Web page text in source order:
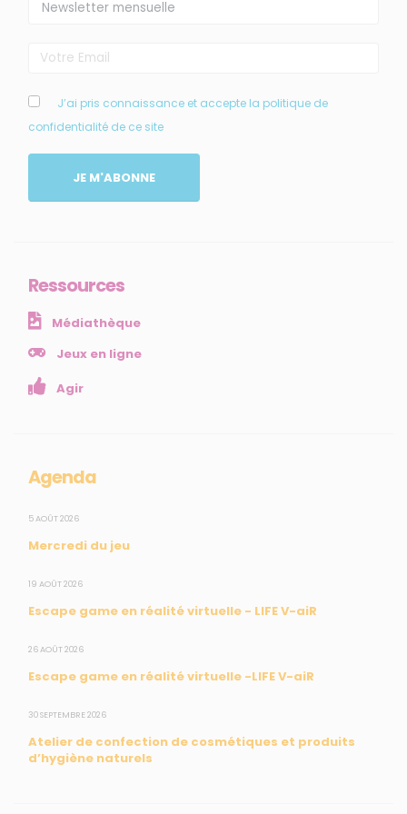
J’ai pris connaissance et accepte la politique de
confidentialité de ce site
JE M'ABONNE
Ressources
Médiathèque
Jeux en ligne
Agir
Agenda
5 AOÛT 2026
Mercredi du jeu
19 AOÛT 2026
Escape game en réalité virtuelle - LIFE V-aiR
26 AOÛT 2026
Escape game en réalité virtuelle -LIFE V-aiR
30 SEPTEMBRE 2026
Atelier de confection de cosmétiques et produits
d’hygiène naturels
Accueil
Agir
NOS SERVICES
Presse
Mesures du réseau Sargasses
Open Data
CONTACT
Mail : info@madininair.fr